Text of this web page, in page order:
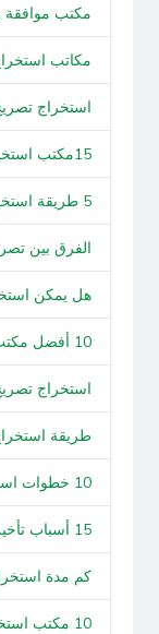
مكتب موافقة
مكاتب
استخراج
15مكتب استخراج تصريح زواج معتمد وكيف تختاره
5 طريقة استخراج تصريح زواج من سعودية إلكترونيًا
الفرق بين
هل يمكن
10 أفضل مكتب تعقيب تصريح زواج في السعودية
استخراج
طريقة
10 خطوات استخراج تصريح زواج بالرياض بسهولة
15 أسباب تأخير أو رفض تصريح الزواج وكيفية حلها
كم مدة
10 مكتب استخراج تصريح زواج قريب مني